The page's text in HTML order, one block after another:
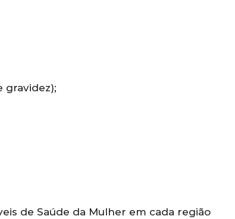
gravidez);
de Saúde da Mulher em cada região